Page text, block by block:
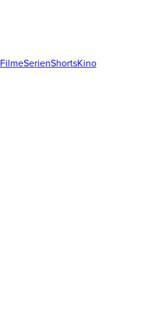
FilmeSerienShortsKino